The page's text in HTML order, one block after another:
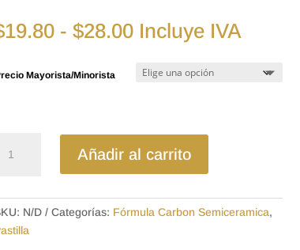
19.80 - $28.00Rango
precios:
desde
$28.00
Incluye IVA
Mayorista/Minorista
Añadir al carrito
N/D Categorías: Fórmula Carbon Semiceramica,